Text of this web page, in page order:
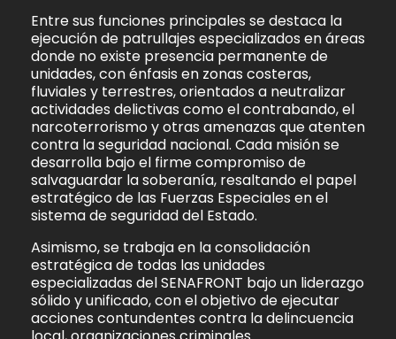
Entre sus funciones principales se destaca la
ejecución de patrullajes especializados en áreas
donde no existe presencia permanente de
unidades, con énfasis en zonas costeras,
fluviales y terrestres, orientados a neutralizar
actividades delictivas como el contrabando, el
narcoterrorismo y otras amenazas que atenten
contra la seguridad nacional. Cada misión se
desarrolla bajo el firme compromiso de
salvaguardar la soberanía, resaltando el papel
estratégico de las Fuerzas Especiales en el
sistema de seguridad del Estado.
Asimismo, se trabaja en la consolidación
estratégica de todas las unidades
especializadas del SENAFRONT bajo un liderazgo
sólido y unificado, con el objetivo de ejecutar
acciones contundentes contra la delincuencia